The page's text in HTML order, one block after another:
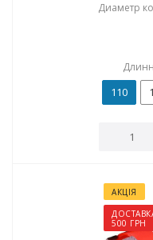
Диаметр
110
АКЦІЯ
500 ГРН